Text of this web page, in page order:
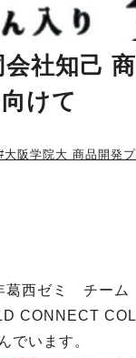
会社知己
けて
大阪学院大 商品開発
葛西ゼミ チーム
CONNECT
でいます。